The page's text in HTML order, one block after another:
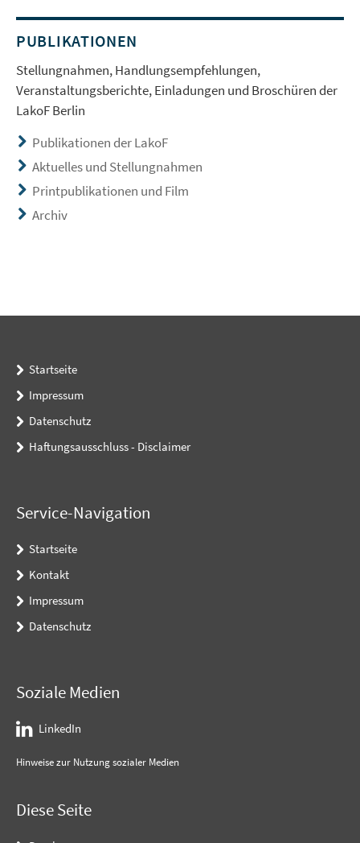
PUBLIKATIONEN
Stellungnahmen, Handlungsempfehlungen,
Veranstaltungsberichte, Einladungen und Broschüren der
LakoF Berlin
Publikationen der LakoF
Aktuelles und Stellungnahmen
Printpublikationen und Film
Archiv
Startseite
Impressum
Datenschutz
Haftungsausschluss - Disclaimer
Service-Navigation
Startseite
Kontakt
Impressum
Datenschutz
Soziale Medien
LinkedIn
Hinweise zur Nutzung sozialer Medien
Diese Seite